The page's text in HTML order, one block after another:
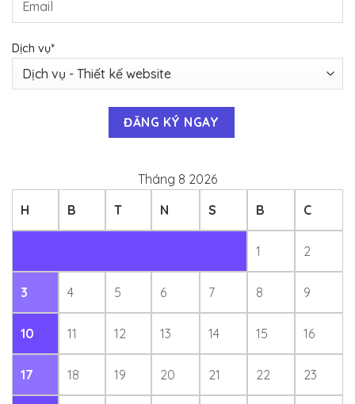
Dịch vụ*
Tháng 8 2026
H
B T N S B C
1 2
3 4 5 6 7 8 9
10 11 12 13 14 15 16
17 18 19 20 21 22 23